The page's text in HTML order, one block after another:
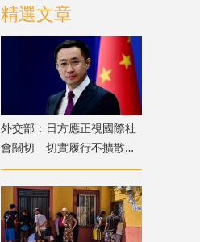
精選文章
外交部：日方應正視國際社
會關切 切實履行不擴散核
武器的國際法義務